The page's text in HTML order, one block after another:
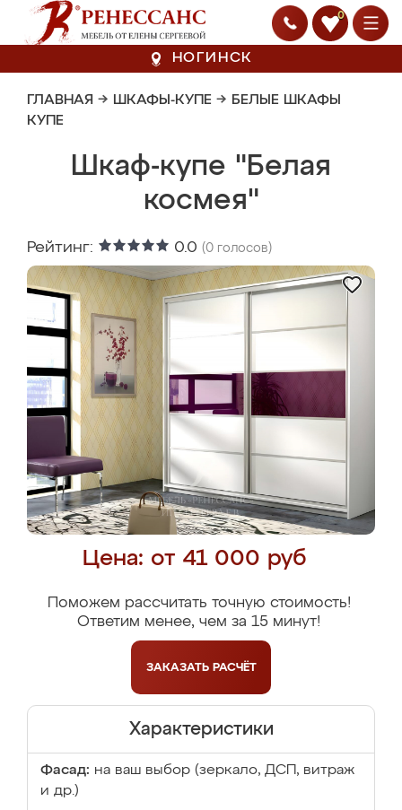
0
НОГИНСК
ГЛАВНАЯ → ШКАФЫ-КУПЕ → БЕЛЫЕ ШКАФЫ
КУПЕ
Шкаф-купе "Белая
космея"
Рейтинг: 0.0 (0 голосов)
Цена: от 41 000 руб
Поможем рассчитать точную стоимость!
Ответим менее, чем за 15 минут!
ЗАКАЗАТЬ РАСЧЁТ
Характеристики
Фасад: на ваш выбор (зеркало, ДСП, витраж
и др.)